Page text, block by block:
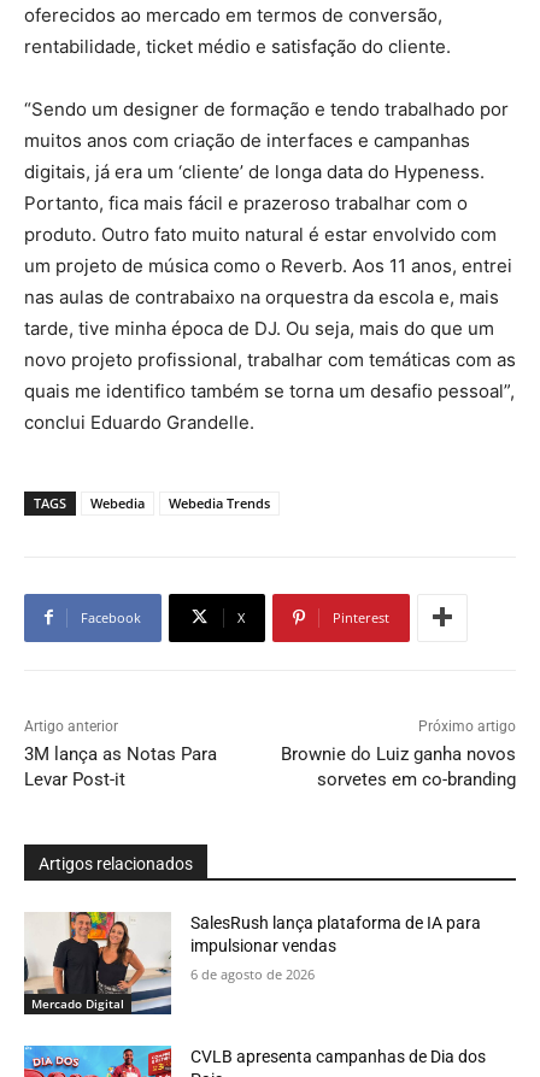
oferecidos ao mercado em termos de conversão,
rentabilidade, ticket médio e satisfação do cliente.
“Sendo um designer de formação e tendo trabalhado por
muitos anos com criação de interfaces e campanhas
digitais, já era um ‘cliente’ de longa data do Hypeness.
Portanto, fica mais fácil e prazeroso trabalhar com o
produto. Outro fato muito natural é estar envolvido com
um projeto de música como o Reverb. Aos 11 anos, entrei
nas aulas de contrabaixo na orquestra da escola e, mais
tarde, tive minha época de DJ. Ou seja, mais do que um
novo projeto profissional, trabalhar com temáticas com as
quais me identifico também se torna um desafio pessoal”,
conclui Eduardo Grandelle.
TAGS Webedia Webedia Trends
Facebook X Pinterest
Artigo anterior
3M lança as Notas Para
Levar Post-it
Próximo artigo
Brownie do Luiz ganha novos
sorvetes em co-branding
Artigos relacionados
Mercado Digital
SalesRush lança plataforma de IA para
impulsionar vendas
6 de agosto de 2026
CVLB apresenta campanhas de Dia dos